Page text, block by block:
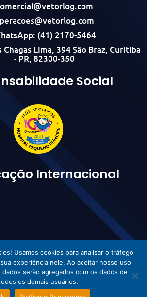
(41) 2170-5464
Chagas Lima, 394 São Braz, Curitiba
- PR, 82300-350
Social
Internacional
reservados - Desenvolvido por Incom
Usamos cookies para analisar o tráfego
experiência nele. Ao aceitar nosso uso
serão agregados com os dados de
os demais usuários.